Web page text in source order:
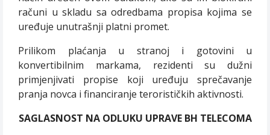
računi u skladu sa odredbama propisa kojima se
uređuje unutrašnji platni promet.
Prilikom plaćanja u stranoj i gotovini u
konvertibilnim markama, rezidenti su dužni
primjenjivati propise koji uređuju sprečavanje
pranja novca i financiranje terorističkih aktivnosti.
SAGLASNOST NA ODLUKU UPRAVE BH TELECOMA